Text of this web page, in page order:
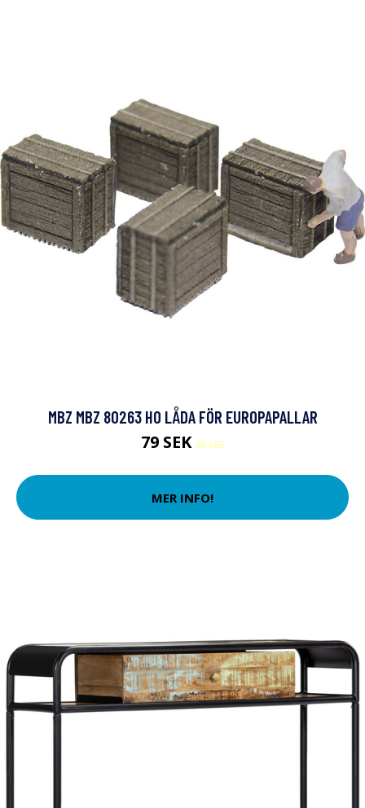
MBZ MBZ 80263 H0 LÅDA FÖR EUROPAPALLAR
79 SEK85 SEK
MER INFO!